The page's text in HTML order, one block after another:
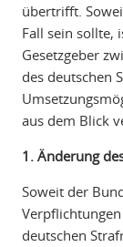
übertrifft.
Fall sein sollte,
Gesetzgeber
des deutschen
aus dem Blick
1. Änderung
Soweit der
deutschen